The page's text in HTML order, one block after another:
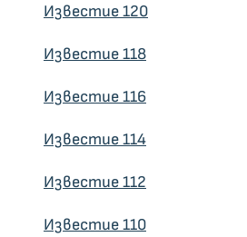
Известие 120
Известие 118
Известие 116
Известие 114
Известие 112
Известие 110